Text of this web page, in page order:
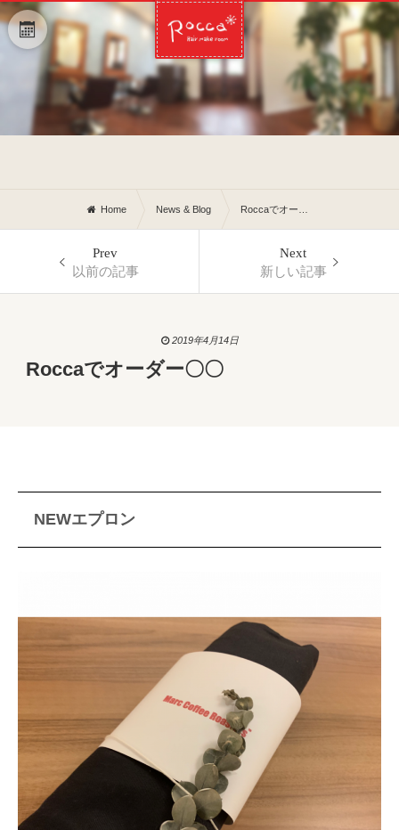
Home News & Blog Roccaでオーダー〇〇
Prev
以前の記事
Next
新しい記事
2019年4月14日
Roccaでオーダー〇〇
NEWエプロン